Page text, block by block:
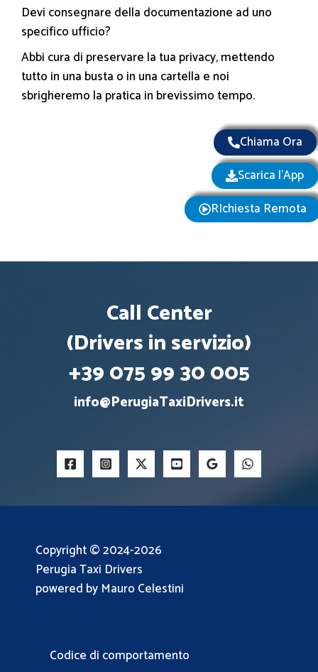
Devi consegnare della documentazione ad uno
specifico ufficio?
Abbi cura di preservare la tua privacy, mettendo
tutto in una busta o in una cartella e noi
sbrigheremo la pratica in brevissimo tempo.
Chiama Ora
Scarica l'App
RIchiesta Remota
Call Center
(Drivers in servizio)
+39 075 99 30 005
info@PerugiaTaxiDrivers.it
Copyright © 2024-2026
Perugia Taxi Drivers
powered by Mauro Celestini
Codice di comportamento